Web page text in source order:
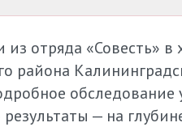
из отряда «Совесть»
района
— на